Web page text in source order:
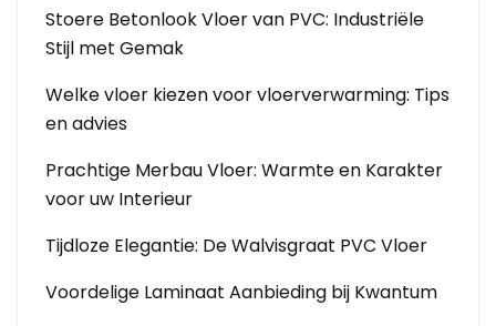
Stoere Betonlook Vloer van PVC: Industriële
Stijl met Gemak
Welke vloer kiezen voor vloerverwarming: Tips
en advies
Prachtige Merbau Vloer: Warmte en Karakter
voor uw Interieur
Tijdloze Elegantie: De Walvisgraat PVC Vloer
Voordelige Laminaat Aanbieding bij Kwantum